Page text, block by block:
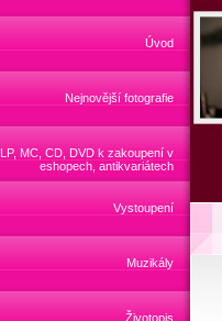
Úvod
Nejnovější fotografie
LP, MC, CD, DVD k zakoupení v
eshopech, antikvariátech
Vystoupení
Muzikály
Životopis